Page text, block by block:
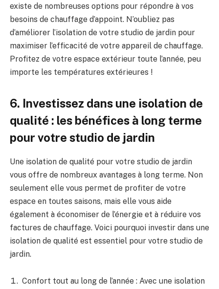
‌existe de nombreuses options ​pour répondre à vos
besoins de ​chauffage⁢ d’appoint. N’oubliez pas
d’améliorer l’isolation de votre studio de jardin pour
maximiser‍ l’efficacité de votre appareil ⁤de chauffage.
Profitez‌ de votre espace extérieur toute‌ l’année, peu
importe les températures extérieures !
6. Investissez dans une isolation ​de⁤
qualité : les bénéfices à ‍long terme ​
pour votre studio de jardin
Une isolation‌ de qualité‍ pour votre studio de​ jardin
vous offre de nombreux avantages à long‌ terme. ‍Non
seulement elle vous permet de ⁢profiter ⁢de votre
espace en toutes saisons, mais elle⁤ vous aide
également à économiser de l’énergie et à réduire vos
factures de ⁣chauffage. ‌Voici pourquoi investir dans une
⁢isolation de qualité est essentiel ​pour votre studio de
jardin.
Confort tout au ​long ⁢de⁣ l’année : Avec une ⁤isolation